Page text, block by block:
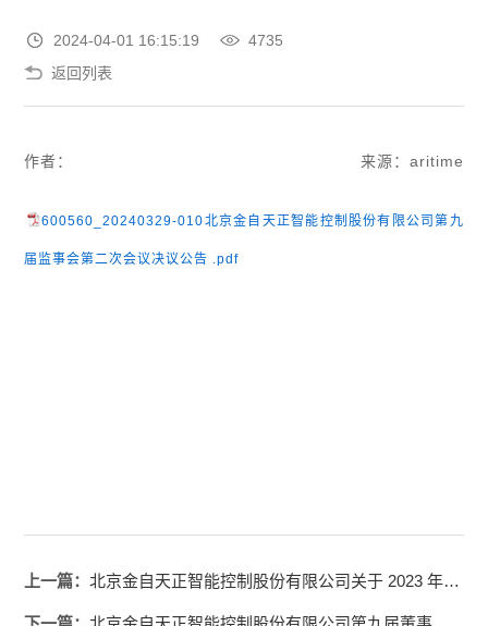
2024-04-01 16:15:19
4735
返回列表
作者： 来源：aritime
600560_20240329-010北京金自天正智能控制股份有限公司第九
届监事会第二次会议决议公告 .pdf
上一篇：北京金自天正智能控制股份有限公司关于 2023 年度利润分配方案的公告